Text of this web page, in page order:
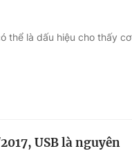
thể là dấu hiệu cho thấy cơ
USB là nguyên